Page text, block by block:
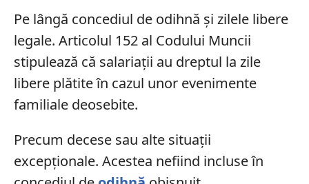
Pe lângă concediul de odihnă și zilele libere
legale. Articolul 152 al Codului Muncii
stipulează că salariații au dreptul la zile
libere plătite în cazul unor evenimente
familiale deosebite.
Precum decese sau alte situații
excepționale. Acestea nefiind incluse în